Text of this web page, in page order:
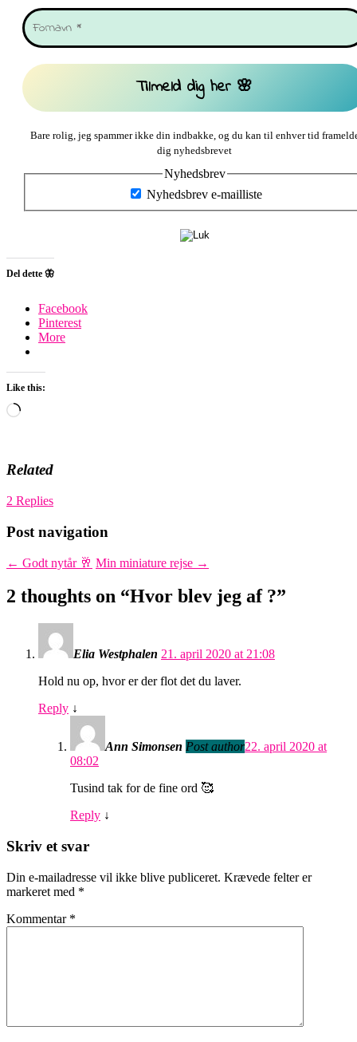
Bare rolig, jeg spammer ikke din indbakke, og du kan til enhver tid
dig nyhedsbrevet
Nyhedsbrev
Nyhedsbrev e-mailliste
Del dette 🦋
Facebook
Pinterest
More
Like this:
Loading…
Related
2 Replies
Post navigation
← Godt nytår 🥂 Min miniature rejse →
2 thoughts on “Hvor blev jeg af ?”
Elia Westphalen 21. april 2020 at 21:08
Hold nu op, hvor er der flot det du laver.
Reply ↓
Ann Simonsen Post author22. april 2020 at
08:02
Tusind tak for de fine ord 🥰
Reply ↓
Skriv et svar
Din e-mailadresse vil ikke blive publiceret. Krævede felter er
markeret med *
Kommentar *